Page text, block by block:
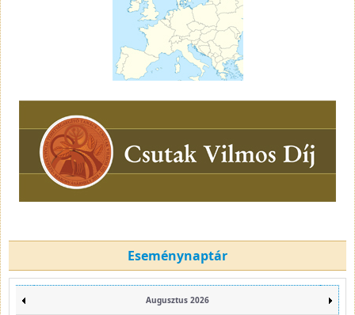
Eseménynaptár
Augusztus 2026